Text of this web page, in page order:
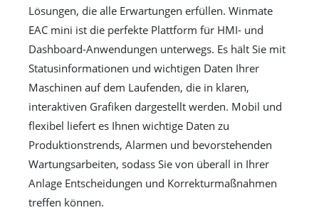
Lösungen, die alle Erwartungen erfüllen. Winmate
EAC mini ist die perfekte Plattform für HMI- und
Dashboard-Anwendungen unterwegs. Es hält Sie mit
Statusinformationen und wichtigen Daten Ihrer
Maschinen auf dem Laufenden, die in klaren,
interaktiven Grafiken dargestellt werden. Mobil und
flexibel liefert es Ihnen wichtige Daten zu
Produktionstrends, Alarmen und bevorstehenden
Wartungsarbeiten, sodass Sie von überall in Ihrer
Anlage Entscheidungen und Korrekturmaßnahmen
treffen können.